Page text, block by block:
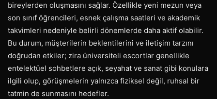
bireylerden oluşmasını sağlar. Özellikle yeni mezun veya
son sınıf öğrencileri, esnek çalışma saatleri ve akademik
takvimleri nedeniyle belirli dönemlerde daha aktif olabilir.
Bu durum, müşterilerin beklentilerini ve iletişim tarzını
doğrudan etkiler; zira üniversiteli escortlar genellikle
entelektüel sohbetlere açık, seyahat ve sanat gibi konulara
ilgili olup, görüşmelerin yalnızca fiziksel değil, ruhsal bir
tatmin de sunmasını hedefler.